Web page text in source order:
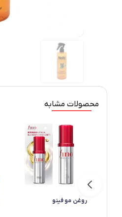
محصولات مشابه
روغن مو فینو